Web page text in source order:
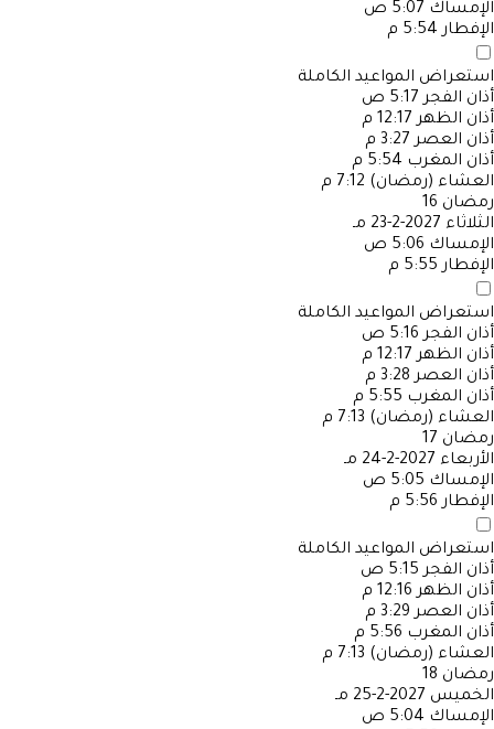
الإمساك 5:07 ص
الإفطار 5:54 م
استعراض المواعيد الكاملة
أذان الفجر 5:17 ص
أذان الظهر 12:17 م
أذان العصر 3:27 م
أذان المغرب 5:54 م
العشاء (رمضان) 7:12 م
رمضان 16
الثلاثاء 2027-2-23 مـ
الإمساك 5:06 ص
الإفطار 5:55 م
استعراض المواعيد الكاملة
أذان الفجر 5:16 ص
أذان الظهر 12:17 م
أذان العصر 3:28 م
أذان المغرب 5:55 م
العشاء (رمضان) 7:13 م
رمضان 17
الأربعاء 2027-2-24 مـ
الإمساك 5:05 ص
الإفطار 5:56 م
استعراض المواعيد الكاملة
أذان الفجر 5:15 ص
أذان الظهر 12:16 م
أذان العصر 3:29 م
أذان المغرب 5:56 م
العشاء (رمضان) 7:13 م
رمضان 18
الخميس 2027-2-25 مـ
الإمساك 5:04 ص